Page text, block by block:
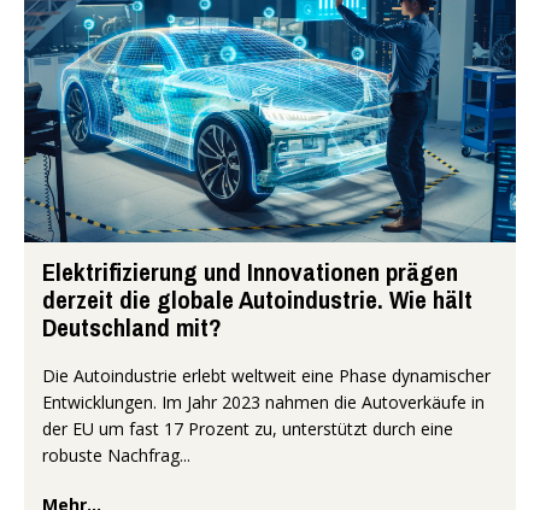
Elektrifizierung und Innovationen prägen
derzeit die globale Autoindustrie. Wie hält
Deutschland mit?
Die Autoindustrie erlebt weltweit eine Phase dynamischer
Entwicklungen. Im Jahr 2023 nahmen die Autoverkäufe in
der EU um fast 17 Prozent zu, unterstützt durch eine
robuste Nachfrag...
Mehr...